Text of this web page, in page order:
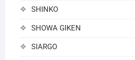
SHINKO
SHOWA GIKEN
SIARGO